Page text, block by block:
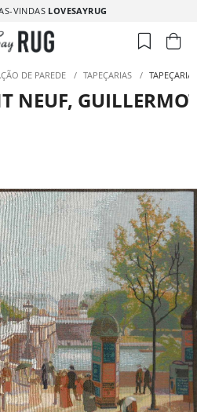
VINDAS LOVESAYRUG
DE PAREDE / TAPEÇARIAS /
NEUF,